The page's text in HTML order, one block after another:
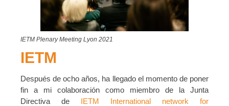
IETM Plenary Meeting Lyon 2021
IETM
Después de ocho años, ha llegado el momento de poner
fin a mi colaboración como miembro de la Junta
Directiva de IETM International network for